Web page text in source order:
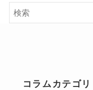
コラムカテゴリ